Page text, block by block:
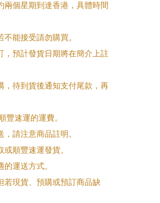
兩個星期到達香港，具體時間
能接受請勿購買。
，預計發貨日期將在簡介上註
，待到貨後通知支付尾款，再
豐速運的運費。
請注意商品註明。
順豐速運發貨。
運送方式。
若現貨、預購或預訂商品缺